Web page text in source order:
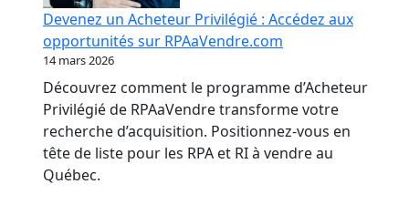
amies
des
fraudeurs
Devenez un Acheteur Privilégié : Accédez aux
opportunités sur RPAaVendre.com
14 mars 2026
Découvrez comment le programme d’Acheteur
Privilégié de RPAaVendre transforme votre
recherche d’acquisition. Positionnez-vous en
tête de liste pour les RPA et RI à vendre au
Québec.